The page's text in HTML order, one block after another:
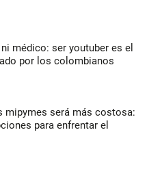
médico: ser youtuber es el
por los colombianos
mipymes será más costosa:
para enfrentar el